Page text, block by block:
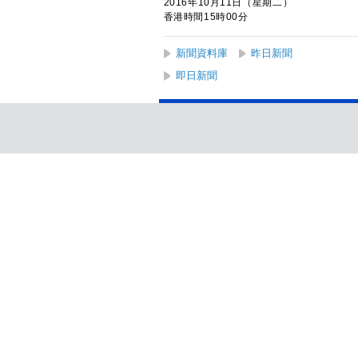
2016年10月11日（星期二）
香港時間15時00分
新聞資料庫 昨日新聞
即日新聞